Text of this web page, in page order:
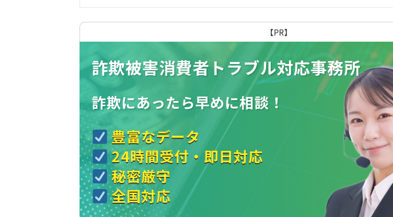
【PR】
詐欺被害消費者トラブル対応事務所
詐欺にあったら早めに相談！
豊富なデータ
24時間受付・即日対応
秘密厳守
全国対応